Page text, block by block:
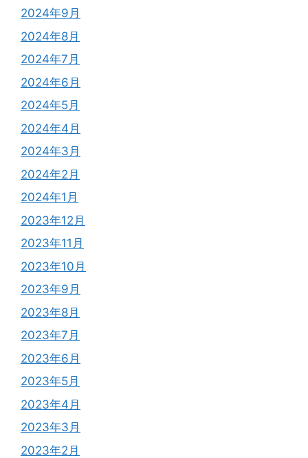
2024年9月
2024年8月
2024年7月
2024年6月
2024年5月
2024年4月
2024年3月
2024年2月
2024年1月
2023年12月
2023年11月
2023年10月
2023年9月
2023年8月
2023年7月
2023年6月
2023年5月
2023年4月
2023年3月
2023年2月